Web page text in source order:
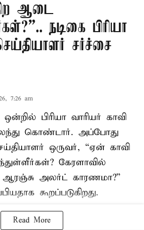
ஆடை
நடிகை பிரியா
சர்ச்சை
7:26 am
பிரியா வாரியர் காவி
கொண்டார். அப்போது
ஒருவர், “ஏன் காவி
கேரளாவில்
ஆரஞ்சு அலர்ட் காரணமா?”
கூறப்படுகிறது.
Read More